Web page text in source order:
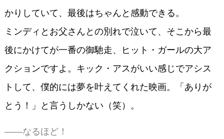
かりしていて、最後はちゃんと感動できる。
ミンディとお父さんとの別れで泣いて、そこから最
後にかけてが一番の御馳走、ヒット・ガールの大ア
クションですよ。キック・アスがいい感じでアシス
トして、僕的には夢を叶えてくれた映画。「ありが
とう！」と言うしかない（笑）。
――なるほど！